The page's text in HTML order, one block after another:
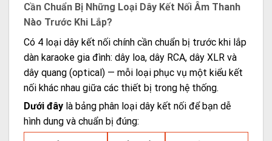
Cần Chuẩn Bị Những Loại Dây Kết Nối Âm Thanh
Nào Trước Khi Lắp?
Có 4 loại dây kết nối chính cần chuẩn bị trước khi lắp
dàn karaoke gia đình: dây loa, dây RCA, dây XLR và
dây quang (optical) — mỗi loại phục vụ một kiểu kết
nối khác nhau giữa các thiết bị trong hệ thống.
Dưới đây là bảng phân loại dây kết nối để bạn dễ
hình dung và chuẩn bị đúng: